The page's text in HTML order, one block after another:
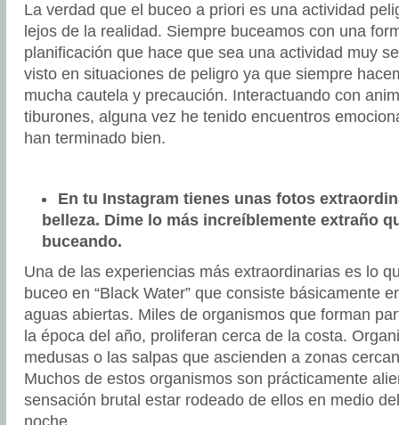
La verdad que el buceo a priori es una actividad
lejos de la realidad. Siempre buceamos con una
planificación que hace que sea una actividad muy
visto en situaciones de peligro ya que siempre
mucha cautela y precaución. Interactuando con
tiburones, alguna vez he tenido encuentros
han terminado bien.
En tu Instagram tienes unas fotos
belleza. Dime lo más increíblemente extraño
buceando.
Una de las experiencias más extraordinarias es lo
buceo en “Black Water” que consiste básicamente
aguas abiertas. Miles de organismos que forman
la época del año, proliferan cerca de la costa.
medusas o las salpas que ascienden a zonas
Muchos de estos organismos son prácticamente
sensación brutal estar rodeado de ellos en medio
noche.